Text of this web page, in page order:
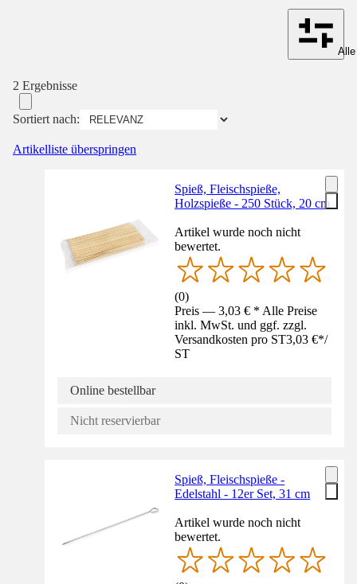
2 Ergebnisse
Sortiert nach:
Artikelliste überspringen
Spieß, Fleischspieße,
Holzspieße - 250 Stück, 20 cm
Artikel wurde noch nicht
bewertet.
(0)
Preis — 3,03 € * Alle Preise
inkl. MwSt. und ggf. zzgl.
Versandkosten pro ST3,03 €*/
ST
Online bestellbar
Nicht reservierbar
Spieß, Fleischspieße -
Edelstahl - 12er Set, 31 cm
Artikel wurde noch nicht
bewertet.